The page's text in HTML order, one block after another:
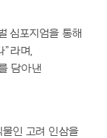
심포지엄을 통해
라며,
담아낸
물인 고려 인삼을